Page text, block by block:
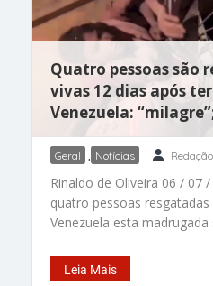
polêmica aumentou após
presidente Donald Trump
Quatro pessoas são
vivas 12 dias após
Venezuela:
Geral , Notícias Redação
Rinaldo de Oliveira 06 / 07
quatro pessoas
Venezuela esta
reprodução/ Instagram/
@javierhalamadrid/
Leia Mais